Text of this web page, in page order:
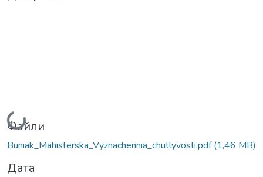
Вантажиться...
Файли
Buniak_Mahisterska_Vyznachennia_chutlyvosti.pdf(1,46 MB)
Дата